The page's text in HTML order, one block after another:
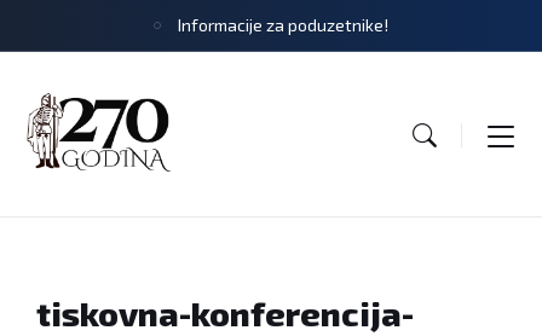
Informacije za poduzetnike!
tiskovna-konferencija-